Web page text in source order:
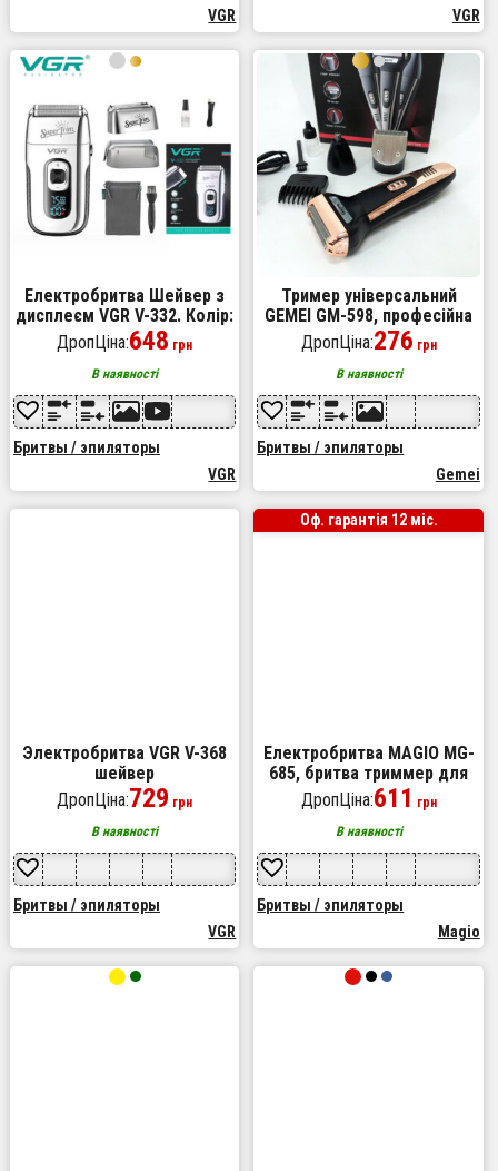
VGR
VGR
Електробритва Шейвер з
дисплеєм VGR V-332. Колір:
срібний
ДропЦіна:648 грн
В наявності
Бритвы / эпиляторы
VGR
Тример універсальний
GEMEI GM-598, професійна
електробритва, бритва для
бороди. Колір: золотий
ДропЦіна:276 грн
В наявності
Бритвы / эпиляторы
Gemei
Электробритва VGR V-368
шейвер
ДропЦіна:729 грн
В наявності
Бритвы / эпиляторы
VGR
Електробритва MAGIO MG-
685, бритва триммер для
бороди, машинка для
стрижки бороди
ДропЦіна:611 грн
В наявності
Бритвы / эпиляторы
Magio
Оф. гарантія 12 міс.